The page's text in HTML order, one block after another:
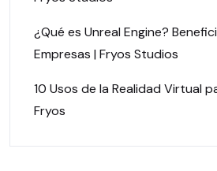
¿Qué es Unreal Engine?
Empresas | Fryos Studios
10 Usos de la Realidad Virtual
Fryos